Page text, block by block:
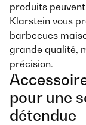
produits
Klarstein vous
barbecues
grande qualité,
précision.
pour une
détendue